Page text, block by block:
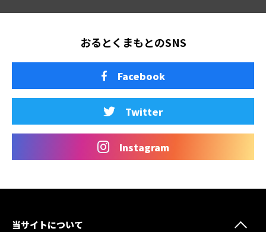
おるとくまもとのSNS
Facebook
Twitter
Instagram
当サイトについて